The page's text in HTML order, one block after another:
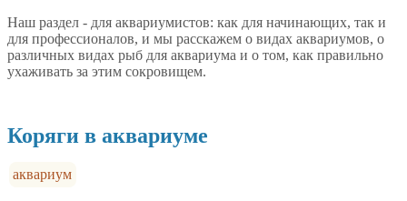
Наш раздел - для аквариумистов: как для начинающих, так и
для профессионалов, и мы расскажем о видах аквариумов, о
различных видах рыб для аквариума и о том, как правильно
ухаживать за этим сокровищем.
Коряги в аквариуме
аквариум